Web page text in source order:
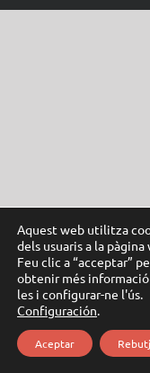
Aquest web utilitza
dels usuaris a la
Feu clic a “acceptar”
obtenir més
les i configurar-ne l'ús.
Configuración.
Aceptar